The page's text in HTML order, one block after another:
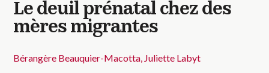
A la une
Adolescence
Dispositif
Enfance
Périnatalité
Psychanalyse
Psychopathologie
Soin
Dossiers
Le deuil prénatal chez des
mères migrantes
Bérangère Beauquier-Macotta Juliette Labyt